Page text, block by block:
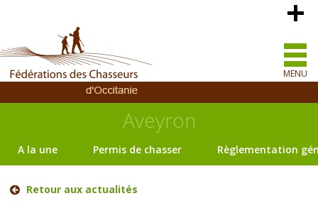
MENU
Aveyron
A la une Permis de chasser Règlementation
Retour aux actualités